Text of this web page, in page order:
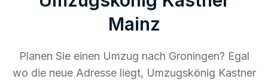
Mainz
Planen Sie einen Umzug nach Groningen? Egal
wo die neue Adresse liegt, Umzugskönig Kastner